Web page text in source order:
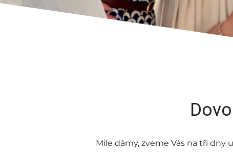
Mile dámy, zveme Vás na tři dny